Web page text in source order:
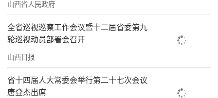
山西省人民政府
全省巡视巡察工作会议暨十二届省委第九
轮巡视动员部署会召开
山西日报
省十四届人大常委会举行第二十七次会议
唐登杰出席